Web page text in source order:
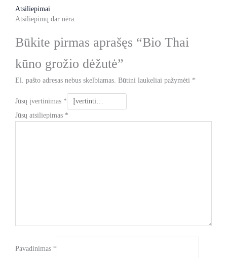
Atsiliepimai
Atsiliepimų dar nėra.
Būkite pirmas aprašęs “Bio Thai
kūno grožio dėžutė”
El. pašto adresas nebus skelbiamas. Būtini laukeliai pažymėti *
Jūsų įvertinimas *
Jūsų atsiliepimas *
Pavadinimas *